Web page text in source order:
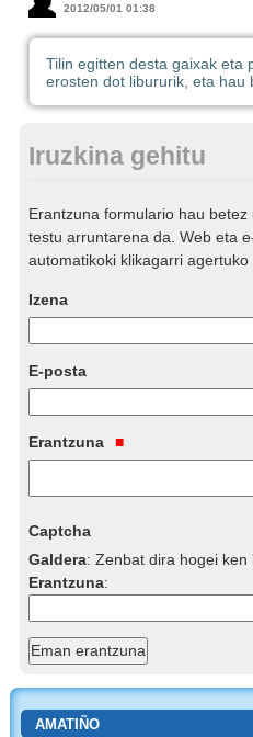
2012/05/01 01:38
Tilin egitten desta gaixak eta
erosten dot libururik, eta hau
Iruzkina gehitu
Erantzuna formulario hau
testu arruntarena da. Web eta
automatikoki klikagarri agertuko
Izena
E-posta
Erantzuna
Captcha
Galdera:Zenbat dira hogei ken
Erantzuna:
AMATIÑO